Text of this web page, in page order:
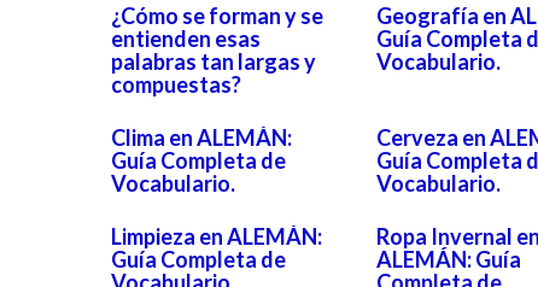
¿Cómo se forman y se
entienden esas
palabras tan largas y
compuestas?
Geografía en
Guía Completa
Vocabulario.
Clima en ALEMÁN:
Guía Completa de
Vocabulario.
Cerveza en
Guía Completa
Vocabulario.
Limpieza en ALEMÁN:
Guía Completa de
Vocabulario.
Ropa Invernal en
ALEMÁN: Guía
Completa de